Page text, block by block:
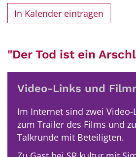
In Kalender eintragen
"Der Tod ist ein
Video-Links und
Im Internet sind zwei Video-
zum Trailer des Films und
Talkrunde mit Beteiligten.